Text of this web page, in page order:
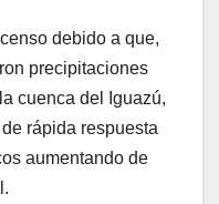
debido a que,
precipitaciones
cuenca del Iguazú,
rápida respuesta
aumentando de